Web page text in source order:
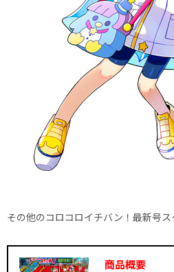
その他のコロコロイチバン！最新号ス
商品概要